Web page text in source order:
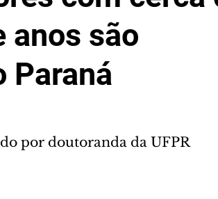
anos são
Paraná
por doutoranda da UFPR